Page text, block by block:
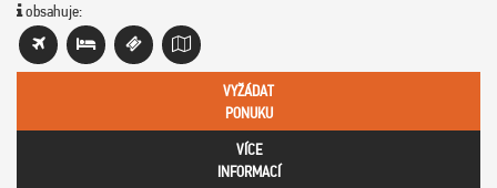
obsahuje:
VYŽÁDAT
PONUKU
VÍCE
INFORMACÍ